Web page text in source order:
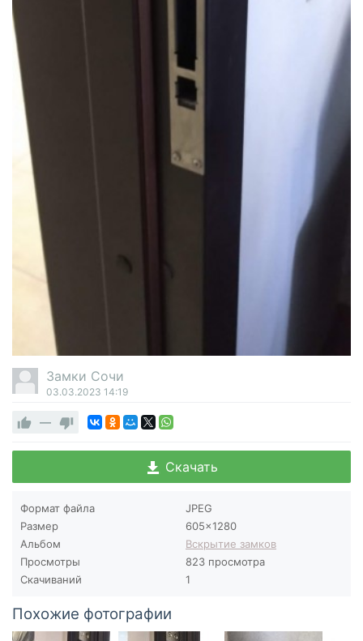
Замки Сочи
03.03.2023 14:19
—
Скачать
Формат файла
JPEG
Размер
605×1280
Альбом
Вскрытие замков
Просмотры
823 просмотра
Скачиваний
1
Похожие фотографии